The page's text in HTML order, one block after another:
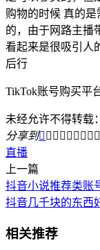
购物的时候 真的
的，由于网路主播
看起来是很吸引人
后行
TikTok账号购买平
未经允许不得转载：
分享到        
直播
上一篇
抖音小说推荐类账
抖音几千块的东西
相关推荐